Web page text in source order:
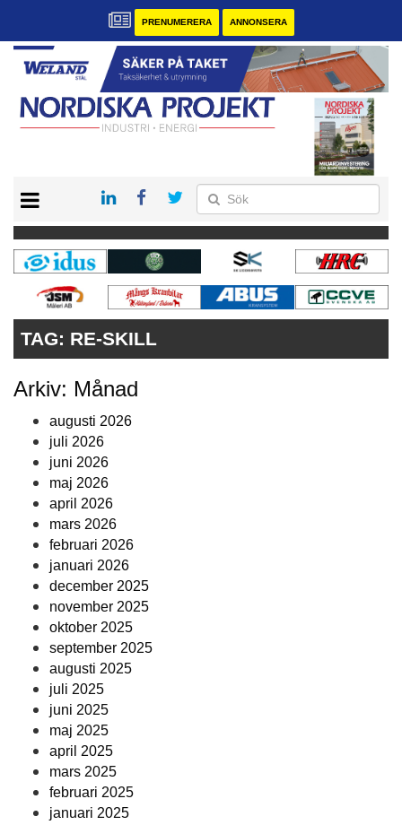
PRENUMERERA ANNONSERA
KONTAKT
VÅRA ANDRA MAGASIN
PRENUMERERA
ANNONSERA
TAG: RE-SKILL
Arkiv: Månad
augusti 2026
juli 2026
juni 2026
maj 2026
april 2026
mars 2026
februari 2026
januari 2026
december 2025
november 2025
oktober 2025
september 2025
augusti 2025
juli 2025
juni 2025
maj 2025
april 2025
mars 2025
februari 2025
januari 2025